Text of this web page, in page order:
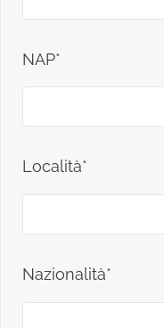
NAP*
Località*
Nazionalità*